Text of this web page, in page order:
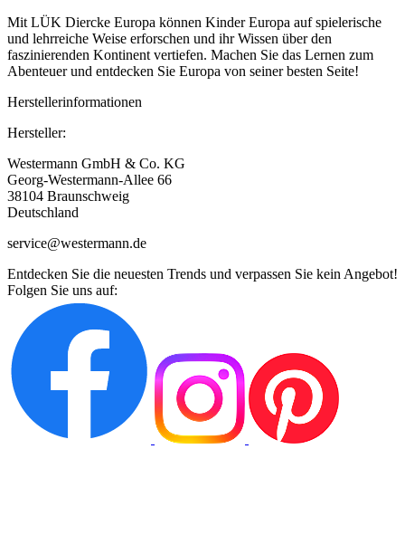
Mit LÜK Diercke Europa können Kinder Europa auf spielerische
und lehrreiche Weise erforschen und ihr Wissen über den
faszinierenden Kontinent vertiefen. Machen Sie das Lernen zum
Abenteuer und entdecken Sie Europa von seiner besten Seite!
Herstellerinformationen
Hersteller:
Westermann GmbH & Co. KG
Georg-Westermann-Allee 66
38104 Braunschweig
Deutschland
service@westermann.de
Entdecken Sie die neuesten Trends und verpassen Sie kein Angebot!
Folgen Sie uns auf: